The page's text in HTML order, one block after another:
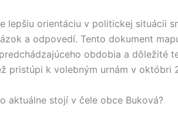
lepšiu orientáciu v politickej situácii
a odpovedí. Tento dokument
obdobia a dôležité
pristúpi k volebným urnám v októbri
aktuálne stojí v čele obce Buková?